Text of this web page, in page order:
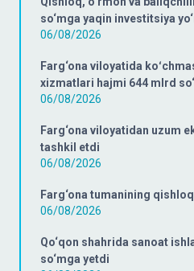
so‘mga yaqin investitsiya
06/08/2026
Farg‘ona viloyatida
xizmatlari hajmi 644 mlrd
06/08/2026
Farg‘ona viloyatidan uzum
tashkil etdi
06/08/2026
Farg‘ona tumanining
06/08/2026
Qo‘qon shahrida sanoat
so‘mga yetdi